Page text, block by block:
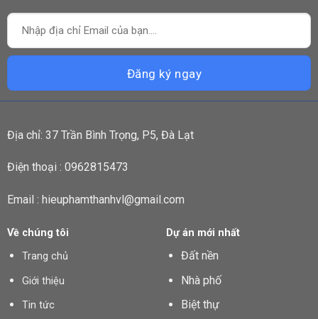
Địa chỉ: 37 Trần Bình Trọng, P5, Đà Lạt
Điện thoại : 0962815473
Email : hieuphamthanhvl@gmail.com
Về chúng tôi
Trang chủ
Giới thiệu
Tin tức
Dự án mới nhất
Đất nền
Nhà phố
Biệt thự